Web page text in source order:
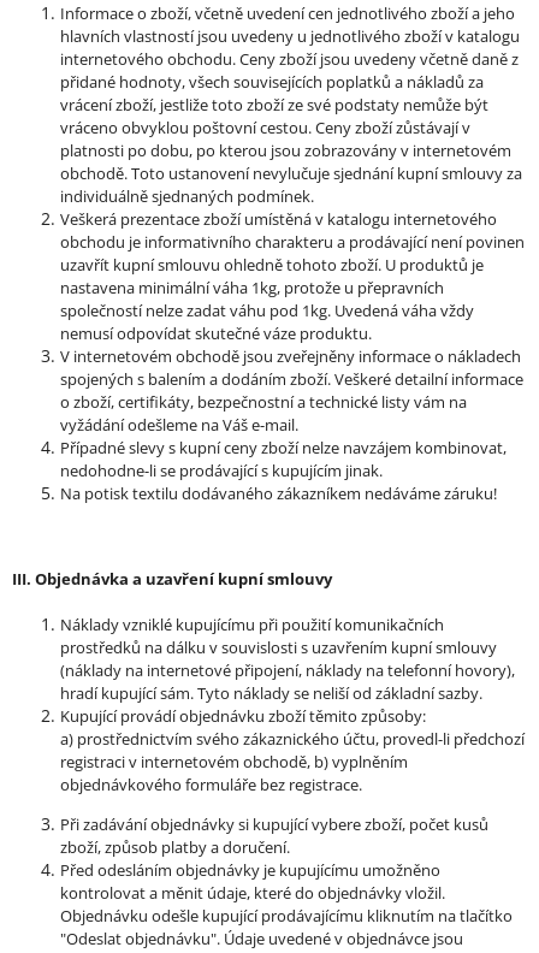
Informace o zboží, včetně uvedení cen jednotlivého zboží a jeho
hlavních vlastností jsou uvedeny u jednotlivého zboží v katalogu
internetového obchodu. Ceny zboží jsou uvedeny včetně daně z
přidané hodnoty, všech souvisejících poplatků a nákladů za
vrácení zboží, jestliže toto zboží ze své podstaty nemůže být
vráceno obvyklou poštovní cestou. Ceny zboží zůstávají v
platnosti po dobu, po kterou jsou zobrazovány v internetovém
obchodě. Toto ustanovení nevylučuje sjednání kupní smlouvy za
individuálně sjednaných podmínek.
Veškerá prezentace zboží umístěná v katalogu internetového
obchodu je informativního charakteru a prodávající není povinen
uzavřít kupní smlouvu ohledně tohoto zboží. U produktů je
nastavena minimální váha 1kg, protože u přepravních
společností nelze zadat váhu pod 1kg. Uvedená váha vždy
nemusí odpovídat skutečné váze produktu.
V internetovém obchodě jsou zveřejněny informace o nákladech
spojených s balením a dodáním zboží.Veškeré detailní informace
o zboží, certifikáty, bezpečnostní a technické listy vám na
vyžádání odešleme na Váš e-mail.
Případné slevy s kupní ceny zboží nelze navzájem kombinovat,
nedohodne-li se prodávající s kupujícím jinak.
Na potisk textilu dodávaného zákazníkem nedáváme záruku!
III. Objednávka a uzavření kupní smlouvy
Náklady vzniklé kupujícímu při použití komunikačních
prostředků na dálku v souvislosti s uzavřením kupní smlouvy
(náklady na internetové připojení, náklady na telefonní hovory),
hradí kupující sám. Tyto náklady se neliší od základní sazby.
Kupující provádí objednávku zboží těmito způsoby:
a) prostřednictvím svého zákaznického účtu, provedl-li předchozí
registraci v internetovém obchodě, b)vyplněním
objednávkového formuláře bez registrace.
Při zadávání objednávky si kupující vybere zboží, počet kusů
zboží, způsob platby a doručení.
Před odesláním objednávky je kupujícímu umožněno
kontrolovat a měnit údaje, které do objednávky vložil.
Objednávku odešle kupující prodávajícímu kliknutím na tlačítko
"Odeslat objednávku". Údaje uvedené v objednávce jsou